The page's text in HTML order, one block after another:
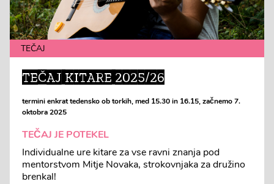
TEČAJ
TEČAJ KITARE 2025/26
termini enkrat tedensko ob torkih, med 15.30 in 16.15, začnemo 7.
oktobra 2025
TEČAJ JE POTEKEL
Individualne ure kitare za vse ravni znanja pod
mentorstvom Mitje Novaka, strokovnjaka za družino
brenkal!